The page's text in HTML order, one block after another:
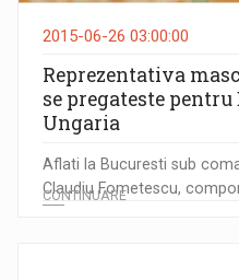
2015-06-26 03:00:00
Reprezentativa
se pregateste
Ungaria
Aflati la Bucuresti sub
Claudiu Fometescu,
CONTINUARE